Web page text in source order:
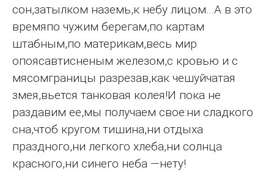
сон,затылком наземь,к небу лицом…А в это
времяпо чужим берегам,по картам
штабным,по материкам,весь мир
опоясавтисненым железом,с кровью и с
мясомграницы разрезав,как чешуйчатая
змея,вьется танковая колея!И пока не
раздавим ее,мы получаем свое:ни сладкого
сна,чтоб кругом тишина,ни отдыха
праздного,ни легкого хлеба,ни солнца
красного,ни синего неба —нету!